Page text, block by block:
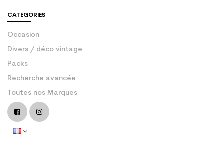
CATÉGORIES
Occasion
Divers / déco vintage
Packs
Recherche avancée
Toutes nos Marques